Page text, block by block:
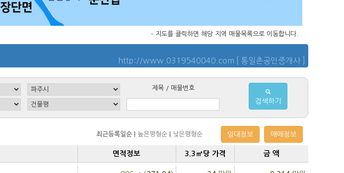
- 지도를 클릭하면 해당 지역 매물목록으로 이동합니다.
http://www.0319540040.com [ 통일촌공인중개사 ]
제목 / 매물번호
검색하기
최근등록일순 |높은평형순 낮은평형순 임대정보 매매정보
면적정보 3.3㎡당 가격 금 액